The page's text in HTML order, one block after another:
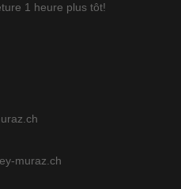
1 heure plus tôt!
muraz.ch